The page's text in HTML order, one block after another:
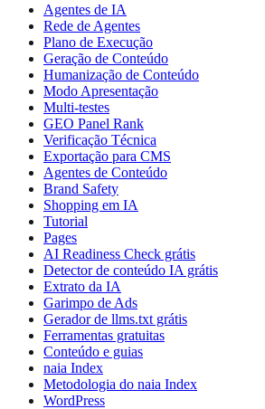
Agentes de IA
Rede de Agentes
Plano de Execução
Geração de Conteúdo
Humanização de Conteúdo
Modo Apresentação
Multi-testes
GEO Panel Rank
Verificação Técnica
Exportação para CMS
Agentes de Conteúdo
Brand Safety
Shopping em IA
Tutorial
Pages
AI Readiness Check grátis
Detector de conteúdo IA grátis
Extrato da IA
Garimpo de Ads
Gerador de llms.txt grátis
Ferramentas gratuitas
Conteúdo e guias
naia Index
Metodologia do naia Index
WordPress